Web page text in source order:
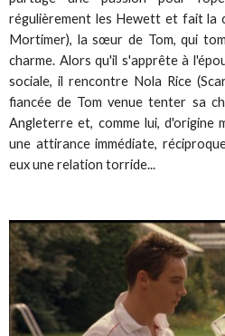
régulièrement les Hewett et fait la
Mortimer), la sœur de Tom, qui
charme. Alors qu'il s'apprête à
sociale, il rencontre Nola Rice
fiancée de Tom venue tenter sa
Angleterre et, comme lui, d'origine
une attirance immédiate,
eux une relation torride...